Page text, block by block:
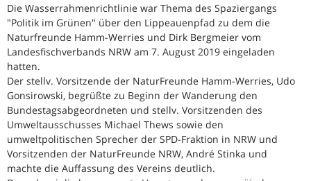
Die Wasserrahmenrichtlinie war Thema des Spaziergangs
"Politik im Grünen" über den Lippeauenpfad zu dem die
Naturfreunde Hamm-Werries und Dirk Bergmeier vom
Landesfischverbands NRW am 7. August 2019 eingeladen
hatten.
Der stellv. Vorsitzende der NaturFreunde Hamm-Werries, Udo
Gonsirowski, begrüßte zu Beginn der Wanderung den
Bundestagsabgeordneten und stellv. Vorsitzenden des
Umweltausschusses Michael Thews sowie den
umweltpolitischen Sprecher der SPD-Fraktion in NRW und
Vorsitzenden der NaturFreunde NRW, André Stinka und
machte die Auffassung des Vereins deutlich.